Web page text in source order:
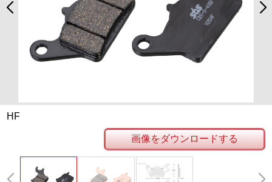
HF
画像をダウンロードする